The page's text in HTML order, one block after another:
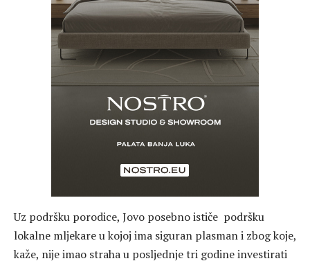
Uz podršku porodice, Jovo posebno ističe podršku
lokalne mljekare u kojoj ima siguran plasman i zbog koje,
kaže, nije imao straha u posljednje tri godine investirati